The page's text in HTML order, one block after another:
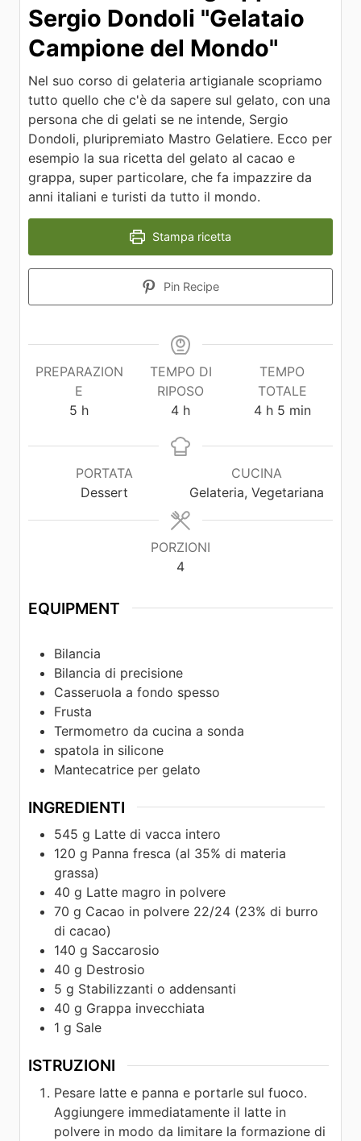
Sergio Dondoli "Gelataio
Campione del Mondo"
Nel suo corso di gelateria artigianale scopriamo
tutto quello che c'è da sapere sul gelato, con una
persona che di gelati se ne intende, Sergio
Dondoli, pluripremiato Mastro Gelatiere. Ecco per
esempio la sua ricetta del gelato al cacao e
grappa, super particolare, che fa impazzire da
anni italiani e turisti da tutto il mondo.
Stampa ricetta
Pin Recipe
PREPARAZION
E
5 h
TEMPO DI
RIPOSO
4 h
TEMPO
TOTALE
4 h 5 min
PORTATA
Dessert
CUCINA
Gelateria, Vegetariana
PORZIONI
4
EQUIPMENT
Bilancia
Bilancia di precisione
Casseruola a fondo spesso
Frusta
Termometro da cucina a sonda
spatola in silicone
Mantecatrice per gelato
INGREDIENTI
545 g Latte di vacca intero
120 g Panna fresca (al 35% di materia
grassa)
40 g Latte magro in polvere
70 g Cacao in polvere 22/24 (23% di burro
di cacao)
140 g Saccarosio
40 g Destrosio
5 g Stabilizzanti o addensanti
40 g Grappa invecchiata
1 g Sale
ISTRUZIONI
Pesare latte e panna e portarle sul fuoco.
Aggiungere immediatamente il latte in
polvere in modo da limitare la formazione di